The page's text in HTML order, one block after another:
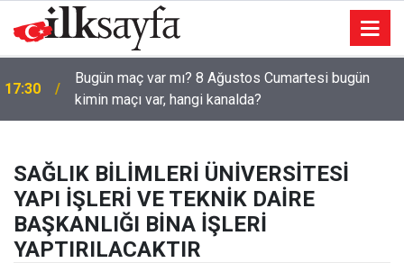
17:30
Bugün maç var mı? 8 Ağustos Cumartesi bugün
kimin maçı var, hangi kanalda?
SAĞLIK BİLİMLERİ ÜNİVERSİTESİ
YAPI İŞLERİ VE TEKNİK DAİRE
BAŞKANLIĞI BİNA İŞLERİ
YAPTIRILACAKTIR